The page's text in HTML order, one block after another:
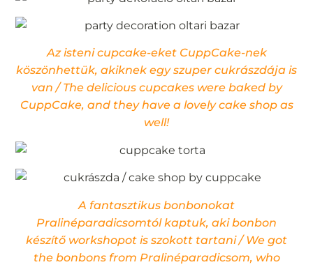
Az isteni cupcake-eket CuppCake-nek
köszönhettük, akiknek egy szuper cukrászdája is
van / The delicious cupcakes were baked by
CuppCake, and they have a lovely cake shop as
well!
A fantasztikus bonbonokat
Pralinéparadicsomtól kaptuk, aki bonbon
készítő workshopot is szokott tartani / We got
the bonbons from Pralinéparadicsom, who